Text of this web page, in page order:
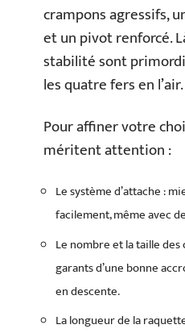
crampons agressifs,
et un pivot renforcé.
stabilité sont
les quatre fers en l’air.
Pour affiner votre
méritent attention :
Le système d’attache :
facilement, même avec
Le nombre et la taille
garants d’une bonne
en descente.
La longueur de la